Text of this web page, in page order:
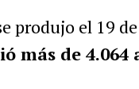
produjo el 19
más de